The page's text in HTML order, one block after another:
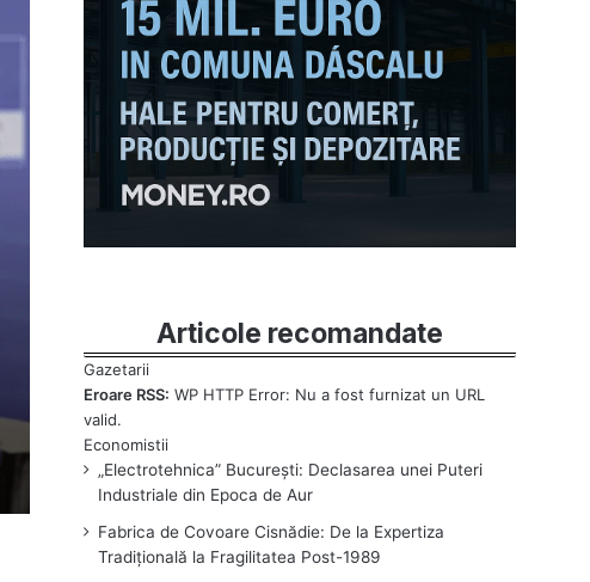
Articole recomandate
Eroare RSS: WP HTTP Error: Nu a fost furnizat un URL
valid.
„Electrotehnica” București: Declasarea unei Puteri
Industriale din Epoca de Aur
Fabrica de Covoare Cisnădie: De la Expertiza
Tradițională la Fragilitatea Post-1989